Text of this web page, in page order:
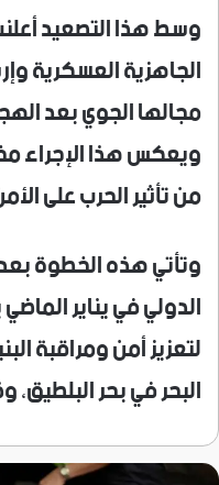
وسط هذا التصعيد
الجاهزية العسكرية
مجالها الجوي بعد
ويعكس هذا الإجراء
من تأثير الحرب على
وتأتي هذه الخطوة
الدولي في يناير
لتعزيز أمن ومراقبة
البحر في بحر